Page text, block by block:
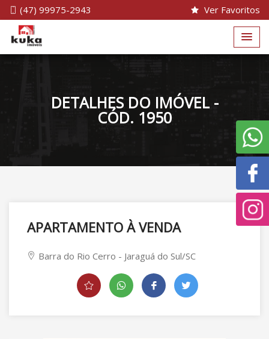
(47) 99975-2943 Ver Favoritos
DETALHES DO IMÓVEL -
CÓD. 1950
APARTAMENTO À VENDA
Barra do Rio Cerro - Jaraguá do Sul/SC